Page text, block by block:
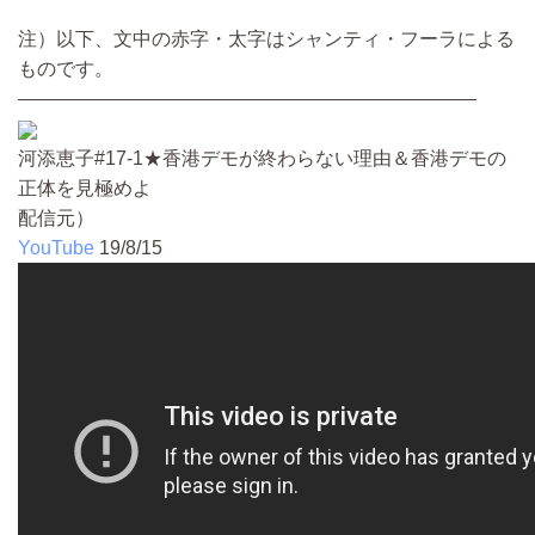
注）以下、文中の赤字・太字はシャンティ・フーラによる
ものです。
————————————————————————
河添恵子#17-1★香港デモが終わらない理由＆香港デモの
正体を見極めよ
配信元）
YouTube 19/8/15